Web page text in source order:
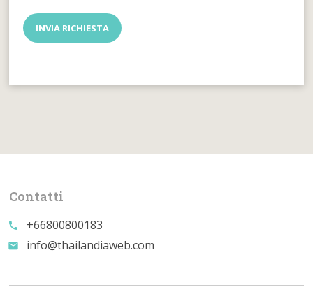
Contatti
call +66800800183
email info@thailandiaweb.com